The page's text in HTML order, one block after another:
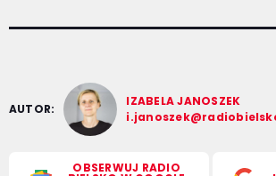
AUTOR:
IZABELA JANOSZEK
OBSERWUJ RADIO